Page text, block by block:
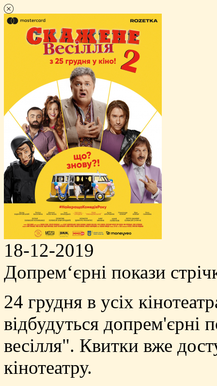
18-12-2019
Допрем‘єрні покази
24 грудня в усіх
відбудуться допрем'єрні
весілля". Квитки вже
кінотеатру.